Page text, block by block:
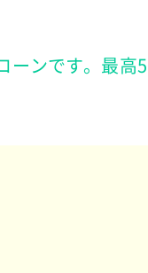
ーンです。最高